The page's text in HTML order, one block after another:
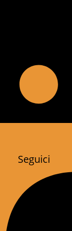
Seguici